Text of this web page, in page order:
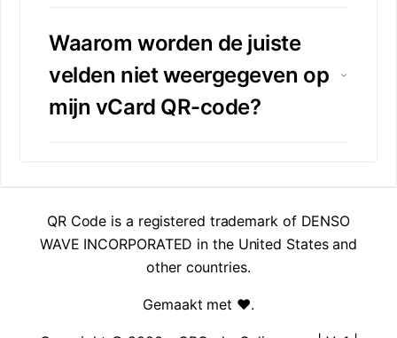
Waarom worden de juiste
velden niet weergegeven op
mijn vCard QR-code?
QR Code is a registered trademark of DENSO
WAVE INCORPORATED in the United States and
other countries.
Gemaakt met ❤️.